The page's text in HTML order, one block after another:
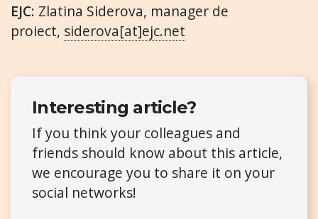
EJC: Zlatina Siderova, manager de
proiect, siderova[at]ejc.net
Interesting article?
If you think your colleagues and
friends should know about this article,
we encourage you to share it on your
social networks!